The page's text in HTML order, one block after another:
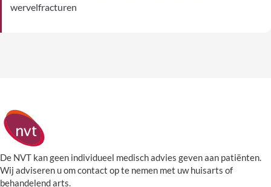
wervelfracturen
De NVT kan geen individueel medisch advies geven aan patiënten.
Wij adviseren u om contact op te nemen met uw huisarts of
behandelend arts.